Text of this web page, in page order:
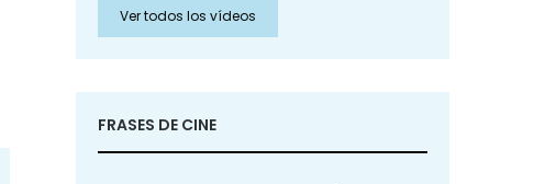
Aceptar cookies de Redes
Sociales
Ver todos los vídeos
FRASES DE CINE